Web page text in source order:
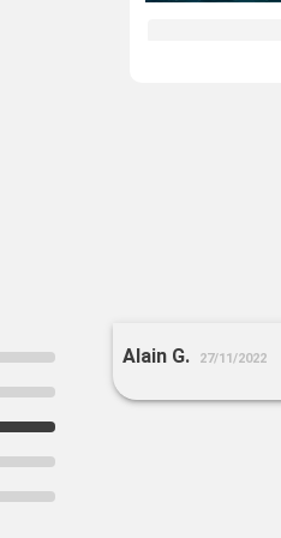
Alain G. 27/11/2022